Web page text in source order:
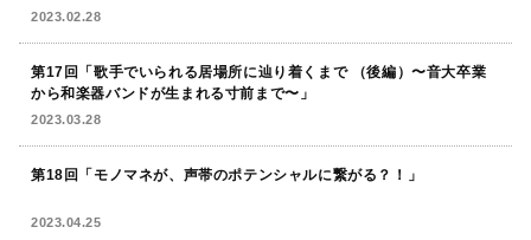
2023.02.28
第17回「歌手でいられる居場所に辿り着くまで （後編）〜音大卒業
から和楽器バンドが生まれる寸前まで〜」
2023.03.28
第18回「モノマネが、声帯のポテンシャルに繋がる？！」
2023.04.25